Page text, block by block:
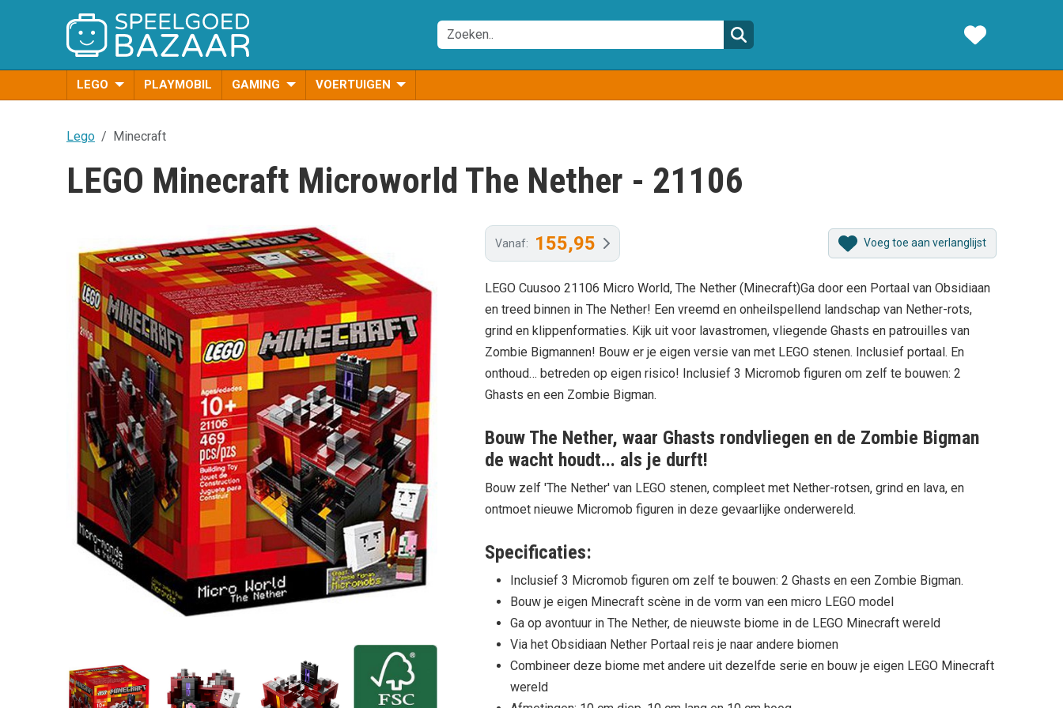
LEGO PLAYMOBIL GAMING VOERTUIGEN
Lego Minecraft
LEGO Minecraft Microworld The Nether - 21106
Vanaf: 155,95 Voeg toe aan verlanglijst
LEGO Cuusoo 21106 Micro World, The Nether (Minecraft)Ga door een Portaal van Obsidiaan
en treed binnen in The Nether! Een vreemd en onheilspellend landschap van Nether-rots,
grind en klippenformaties. Kijk uit voor lavastromen, vliegende Ghasts en patrouilles van
Zombie Bigmannen! Bouw er je eigen versie van met LEGO stenen. Inclusief portaal. En
onthoud… betreden op eigen risico! Inclusief 3 Micromob figuren om zelf te bouwen: 2
Ghasts en een Zombie Bigman.
Bouw The Nether, waar Ghasts rondvliegen en de Zombie Bigman
de wacht houdt... als je durft!
Bouw zelf 'The Nether' van LEGO stenen, compleet met Nether-rotsen, grind en lava, en
ontmoet nieuwe Micromob figuren in deze gevaarlijke onderwereld.
Specificaties:
Inclusief 3 Micromob figuren om zelf te bouwen: 2 Ghasts en een Zombie Bigman.
Bouw je eigen Minecraft scène in de vorm van een micro LEGO model
Ga op avontuur in The Nether, de nieuwste biome in de LEGO Minecraft wereld
Via het Obsidiaan Nether Portaal reis je naar andere biomen
Combineer deze biome met andere uit dezelfde serie en bouw je eigen LEGO Minecraft
wereld